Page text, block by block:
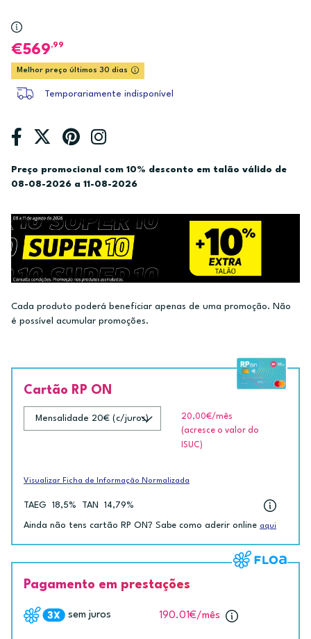
569,99
Melhor preço últimos 30 dias
Temporariamente indisponível
Preço promocional com 10% desconto em talão válido de
08-08-2026 a 11-08-2026
Cada produto poderá beneficiar apenas de uma promoção. Não
é possível acumular promoções.
Cartão RP ON
20,00€/mês
(acresce o valor do
ISUC)
Visualizar Ficha de Informação Normalizada
TAEG 18,5% TAN 14,79%
Ainda não tens cartão RP ON? Sabe como aderir online aqui
Pagamento em prestações
sem juros 190.01€/mês